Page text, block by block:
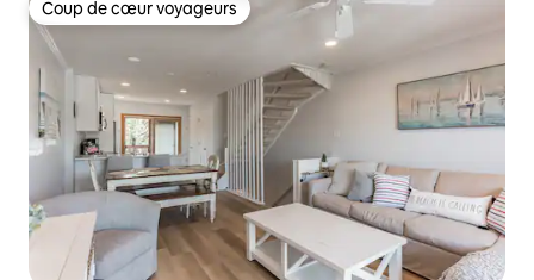
Coup de cœur voyageurs
Coup de cœur voyageurs